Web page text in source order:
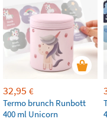
32,95 €
Termo brunch Runbott
400 ml Unicorn